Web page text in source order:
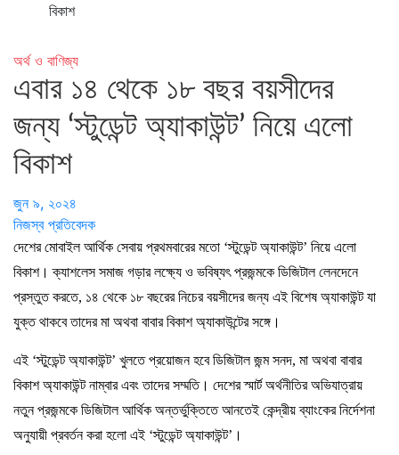
বিকাশ
অর্থ ও বাণিজ্য
এবার ১৪ থেকে ১৮ বছর বয়সীদের
জন্য ‘স্টুডেন্ট অ্যাকাউন্ট’ নিয়ে এলো
বিকাশ
জুন ৯, ২০২৪
নিজস্ব প্রতিবেদক
দেশের মোবাইল আর্থিক সেবায় প্রথমবারের মতো ‘স্টুডেন্ট অ্যাকাউন্ট’ নিয়ে এলো
বিকাশ। ক্যাশলেস সমাজ গড়ার লক্ষ্যে ও ভবিষ্যৎ প্রজন্মকে ডিজিটাল লেনদেনে
প্রস্তুত করতে, ১৪ থেকে ১৮ বছরের নিচের বয়সীদের জন্য এই বিশেষ অ্যাকাউন্ট যা
যুক্ত থাকবে তাদের মা অথবা বাবার বিকাশ অ্যাকাউন্টের সঙ্গে।
এই ‘স্টুডেন্ট অ্যাকাউন্ট’ খুলতে প্রয়োজন হবে ডিজিটাল জন্ম সনদ, মা অথবা বাবার
বিকাশ অ্যাকাউন্ট নাম্বার এবং তাদের সম্মতি। দেশের স্মার্ট অর্থনীতির অভিযাত্রায়
নতুন প্রজন্মকে ডিজিটাল আর্থিক অন্তর্ভুক্তিতে আনতেই কেন্দ্রীয় ব্যাংকের নির্দেশনা
অনুযায়ী প্রবর্তন করা হলো এই ‘স্টুডেন্ট অ্যাকাউন্ট’।